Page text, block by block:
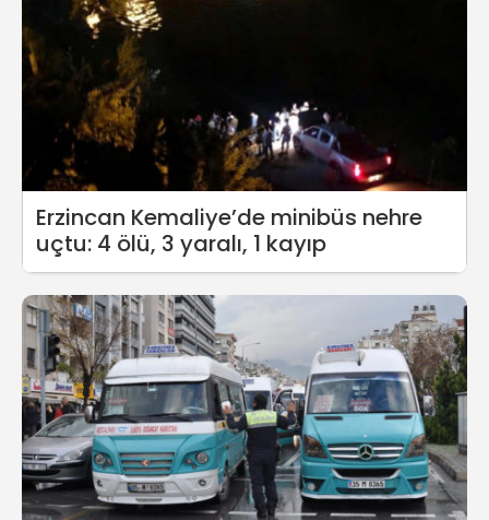
Erzincan Kemaliye’de minibüs nehre
uçtu: 4 ölü, 3 yaralı, 1 kayıp